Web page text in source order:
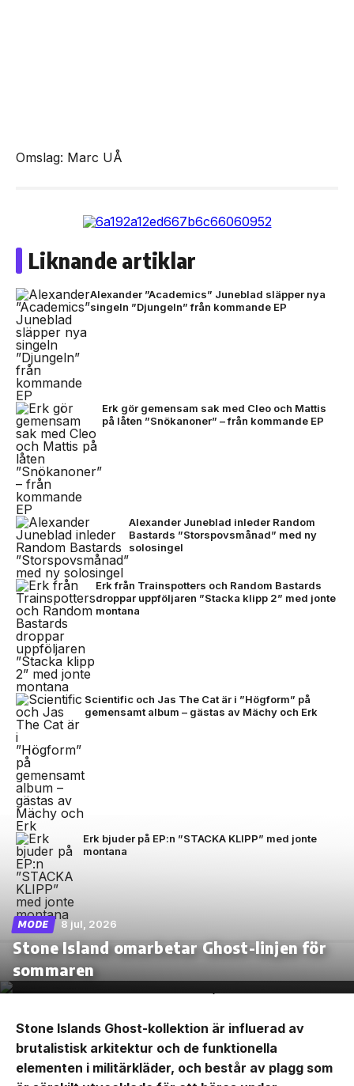
Omslag: Marc UÅ
Liknande artiklar
Alexander ”Academics” Juneblad släpper nya
singeln ”Djungeln” från kommande EP
Erk gör gemensam sak med Cleo och Mattis
på låten ”Snökanoner” – från kommande EP
Alexander Juneblad inleder Random
Bastards ”Storspovsmånad” med ny
solosingel
Erk från Trainspotters och Random Bastards
droppar uppföljaren ”Stacka klipp 2” med jonte
montana
Scientific och Jas The Cat är i ”Högform” på
gemensamt album – gästas av Mächy och Erk
Erk bjuder på EP:n ”STACKA KLIPP” med jonte
montana
MODE 8 jul, 2026
Stone Island omarbetar Ghost-linjen för
sommaren
Stone Islands Ghost-kollektion är influerad av
brutalistisk arkitektur och de funktionella
elementen i militärkläder, och består av plagg som